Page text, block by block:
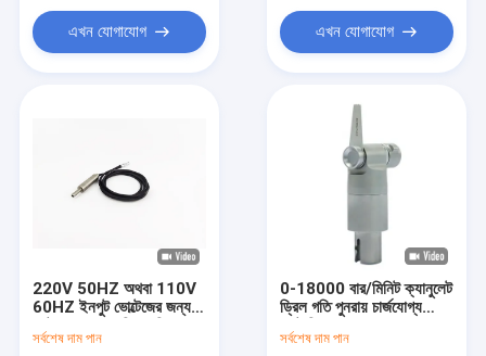
আমাদের সম্পর্কে
যোগাযোগ করুন
এখন যোগাযোগ এখন যোগাযোগ
220V 50HZ অথবা 110V
60HZ ইনপুট ভোল্টেজের জন্য
সে
সর্বশেষ দাম পান
0-18000 বার/মিনিট ক্যানুলেট
ড্রিল গতি পুনরায় চার্জযোগ্য
Reciprocating Bone
সর্বশেষ দাম পান